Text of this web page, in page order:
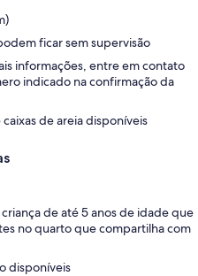
ficar sem supervisão
informações, entre em contato
indicado na confirmação da
de areia disponíveis
de até 5 anos de idade que
no quarto que compartilha com
disponíveis